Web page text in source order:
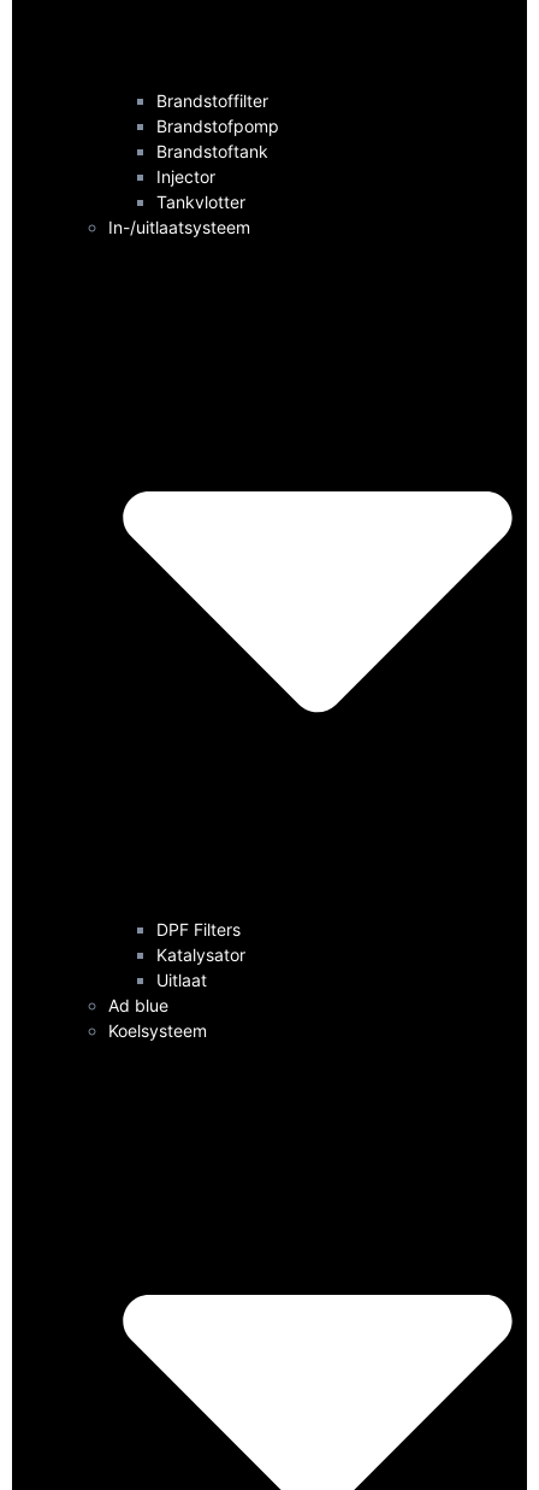
Brandstoffilter
Brandstofpomp
Brandstoftank
Injector
Tankvlotter
In-/uitlaatsysteem
DPF Filters
Katalysator
Uitlaat
Ad blue
Koelsysteem